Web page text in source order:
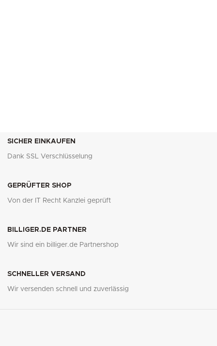
SICHER EINKAUFEN
Dank SSL Verschlüsselung
GEPRÜFTER SHOP
Von der IT Recht Kanzlei geprüft
BILLIGER.DE PARTNER
Wir sind ein billiger.de Partnershop
SCHNELLER VERSAND
Wir versenden schnell und zuverlässig